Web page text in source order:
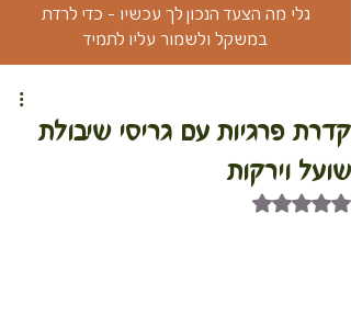
גלי מה הצעד הנכון לך עכשיו - כדי לרדת
במשקל ולשמור עליו לתמיד
קדרת פרגיות עם גריסי שיבולת
שועל וירקות
דירוג של NaN מתוך 5 כוכבים